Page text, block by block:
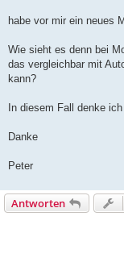
a
habe vor mir ein neues
Wie sieht es denn bei
das vergleichbar mit
kann?
In diesem Fall denke
Danke
Peter
Antworten